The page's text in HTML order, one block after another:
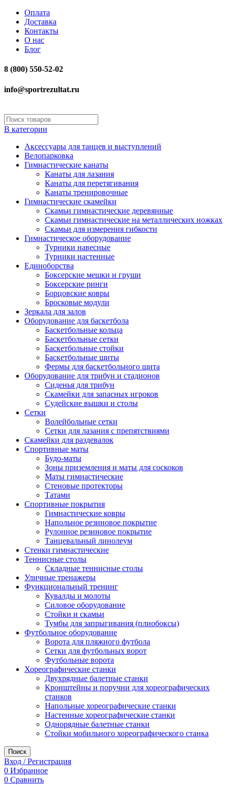
Оплата
Доставка
Контакты
О нас
Блог
8 (800) 550-52-02
info@sportrezultat.ru
В категории
Аксессуары для танцев и выступлений
Велопарковка
Гимнастические канаты
Канаты для лазания
Канаты для перетягивания
Канаты тренировочные
Гимнастические скамейки
Скамьи гимнастические деревянные
Скамьи гимнастические на металлических ножках
Скамьи для измерения гибкости
Гимнастическое оборудование
Турники навесные
Турники настенные
Единоборства
Боксерские мешки и груши
Боксерские ринги
Борцовские ковры
Бросковые модули
Зеркала для залов
Оборудование для баскетбола
Баскетбольные кольца
Баскетбольные сетки
Баскетбольные стойки
Баскетбольные щиты
Фермы для баскетбольного щита
Оборудование для трибун и стадионов
Сиденья для трибун
Скамейки для запасных игроков
Судейские вышки и столы
Сетки
Волейбольные сетки
Сетки для лазания с препятствиями
Скамейки для раздевалок
Спортивные маты
Будо-маты
Зоны приземления и маты для соскоков
Маты гимнастические
Стеновые протекторы
Татами
Спортивные покрытия
Гимнастические ковры
Напольное резиновое покрытие
Рулонное резиновое покрытие
Танцевальный линолеум
Стенки гимнастические
Теннисные столы
Складные теннисные столы
Уличные тренажеры
Функциональный тренинг
Кувалды и молоты
Силовое оборудование
Стойки и скамьи
Тумбы для запрыгивания (плиобоксы)
Футбольное оборудование
Ворота для пляжного футбола
Сетки для футбольных ворот
Футбольные ворота
Хореографические станки
Двухрядные балетные станки
Кронштейны и поручни для хореографических
станков
Напольные хореографические станки
Настенные хореографические станки
Однорядные балетные станки
Стойки мобильного хореографического станка
Поиск
Вход / Регистрация
0 Избранное
0 Сравнить